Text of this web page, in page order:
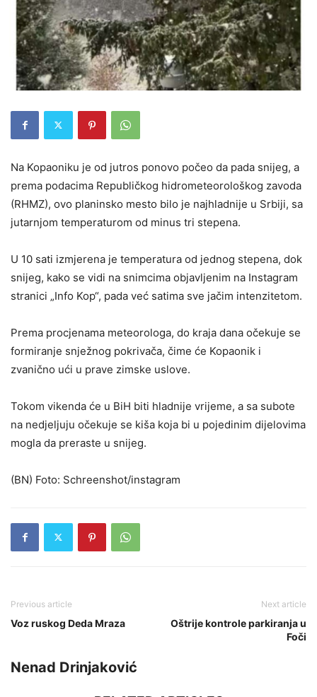
Na Kopaoniku je od jutros ponovo počeo da pada snijeg, a
prema podacima Republičkog hidrometeorološkog zavoda
(RHMZ), ovo planinsko mesto bilo je najhladnije u Srbiji, sa
jutarnjom temperaturom od minus tri stepena.
U 10 sati izmjerena je temperatura od jednog stepena, dok
snijeg, kako se vidi na snimcima objavljenim na Instagram
stranici „Info Kop“, pada već satima sve jačim intenzitetom.
Prema procjenama meteorologa, do kraja dana očekuje se
formiranje snježnog pokrivača, čime će Kopaonik i
zvanično ući u prave zimske uslove.
Tokom vikenda će u BiH biti hladnije vrijeme, a sa subote
na nedjeljuju očekuje se kiša koja bi u pojedinim dijelovima
mogla da preraste u snijeg.
(BN) Foto: Schreenshot/instagram
Previous article
Voz ruskog Deda Mraza
Next article
Oštrije kontrole parkiranja u
Foči
Nenad Drinjaković